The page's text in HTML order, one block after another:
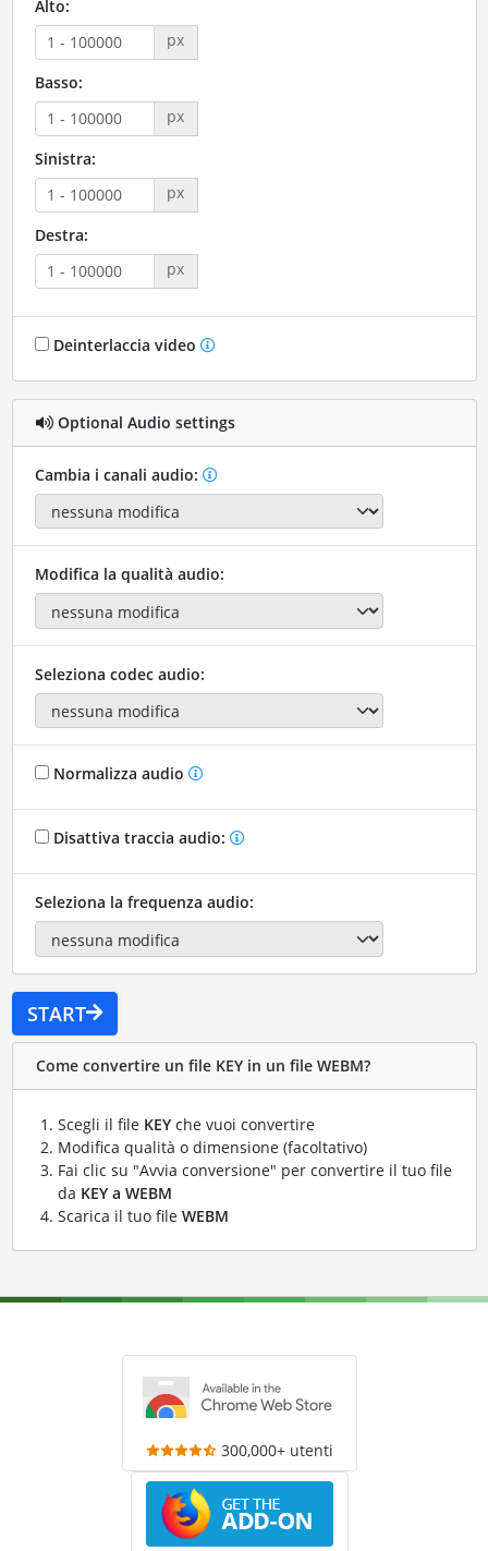
Alto:
px
Basso:
px
Sinistra:
px
Destra:
px
Deinterlaccia video
Optional Audio settings
Cambia i canali audio:
Modifica la qualità audio:
Seleziona codec audio:
Normalizza audio
Disattiva traccia audio:
Seleziona la frequenza audio:
START
Come convertire un file KEY in un file WEBM?
Scegli il file KEYche vuoi convertire
Modifica qualità o dimensione (facoltativo)
Fai clic su "Avvia conversione" per convertire il tuo file
da KEY a WEBM
Scarica il tuo file WEBM
300,000+ utenti